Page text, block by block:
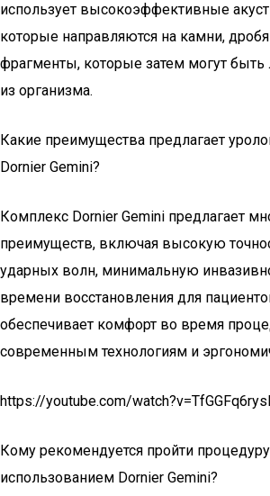
использует высокоэффективные
которые направляются на камни,
фрагменты, которые затем могут
из организма.
Какие преимущества предлагает
Dornier Gemini?
Комплекс Dornier Gemini предлагает
преимуществ, включая высокую
ударных волн, минимальную
времени восстановления для
обеспечивает комфорт во время
современным технологиям и
https://youtube.com/
Кому рекомендуется пройти
использованием Dornier Gemini?